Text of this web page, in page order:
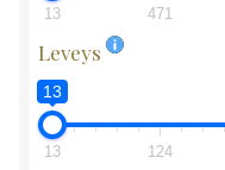
13 471
Leveys
13
13 124